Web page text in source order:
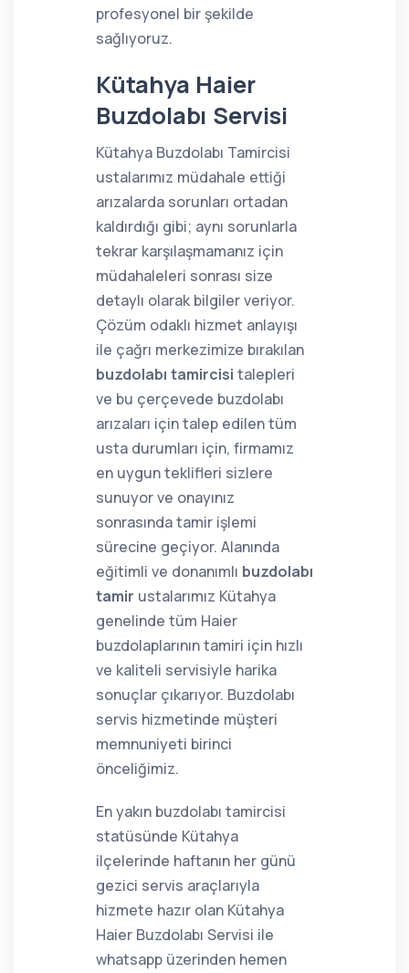
profesyonel bir şekilde
sağlıyoruz.
Kütahya Haier
Buzdolabı Servisi
Kütahya Buzdolabı Tamircisi
ustalarımız müdahale ettiği
arızalarda sorunları ortadan
kaldırdığı gibi; aynı sorunlarla
tekrar karşılaşmamanız için
müdahaleleri sonrası size
detaylı olarak bilgiler veriyor.
Çözüm odaklı hizmet anlayışı
ile çağrı merkezimize bırakılan
buzdolabı tamircisi talepleri
ve bu çerçevede buzdolabı
arızaları için talep edilen tüm
usta durumları için, firmamız
en uygun teklifleri sizlere
sunuyor ve onayınız
sonrasında tamir işlemi
sürecine geçiyor. Alanında
eğitimli ve donanımlı buzdolabı
tamir ustalarımız Kütahya
genelinde tüm Haier
buzdolaplarının tamiri için hızlı
ve kaliteli servisiyle harika
sonuçlar çıkarıyor. Buzdolabı
servis hizmetinde müşteri
memnuniyeti birinci
önceliğimiz.
En yakın buzdolabı tamircisi
statüsünde Kütahya
ilçelerinde haftanın her günü
gezici servis araçlarıyla
hizmete hazır olan Kütahya
Haier Buzdolabı Servisi ile
whatsapp üzerinden hemen